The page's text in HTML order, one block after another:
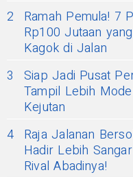
2
Ramah Pemula! 7
Rp100 Jutaan
Kagok di Jalan
3
Siap Jadi Pusat
Tampil Lebih
Kejutan
4 Raja Jalanan
Hadir Lebih
Rival Abadinya!